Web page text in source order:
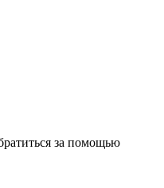
за помощью